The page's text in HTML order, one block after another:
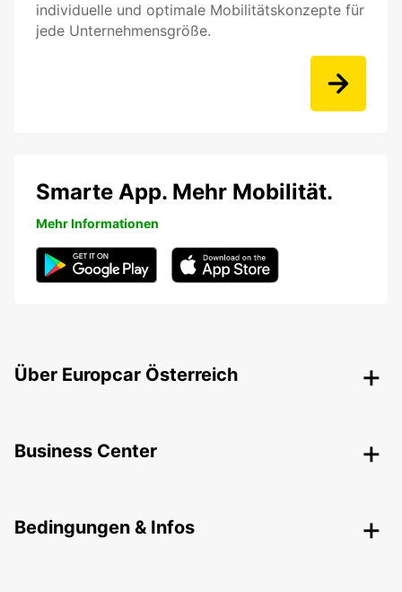
individuelle und optimale Mobilitätskonzepte für
jede Unternehmensgröße.
Smarte App. Mehr Mobilität.
Mehr Informationen
Über Europcar Österreich
Business Center
Bedingungen & Infos